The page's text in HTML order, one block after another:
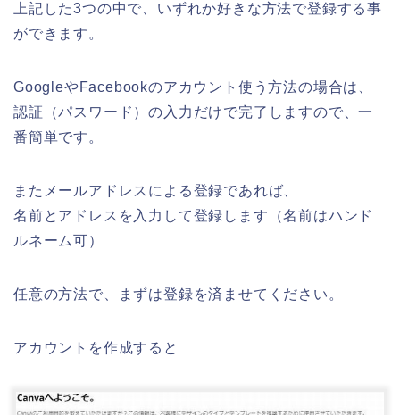
上記した3つの中で、いずれか好きな方法で登録する事
ができます。
GoogleやFacebookのアカウント使う方法の場合は、
認証（パスワード）の入力だけで完了しますので、一
番簡単です。
またメールアドレスによる登録であれば、
名前とアドレスを入力して登録します（名前はハンド
ルネーム可）
任意の方法で、まずは登録を済ませてください。
アカウントを作成すると